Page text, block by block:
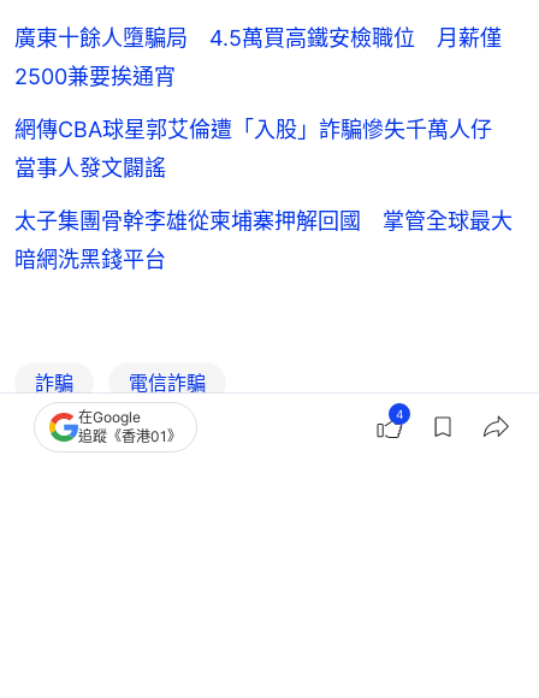
廣東十餘人墮騙局 4.5萬買高鐵安檢職位 月薪僅
2500兼要挨通宵
網傳CBA球星郭艾倫遭「入股」詐騙慘失千萬人仔
當事人發文闢謠
太子集團骨幹李雄從柬埔寨押解回國 掌管全球最大
暗網洗黑錢平台
詐騙 電信詐騙
在Google
追蹤《香港01》
4